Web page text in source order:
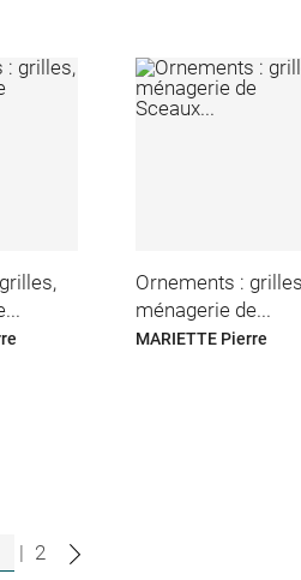
Ornements :
ménagerie de...
MARIETTE Pierre
| 2